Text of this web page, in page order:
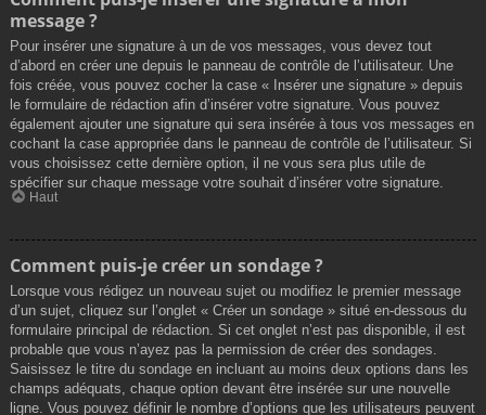
message ?
Pour insérer une signature à un de vos messages, vous devez tout
d’abord en créer une depuis le panneau de contrôle de l’utilisateur. Une
fois créée, vous pouvez cocher la case « Insérer une signature » depuis
le formulaire de rédaction afin d’insérer votre signature. Vous pouvez
également ajouter une signature qui sera insérée à tous vos messages en
cochant la case appropriée dans le panneau de contrôle de l’utilisateur. Si
vous choisissez cette dernière option, il ne vous sera plus utile de
spécifier sur chaque message votre souhait d’insérer votre signature.
Haut
Comment puis-je créer un sondage ?
Lorsque vous rédigez un nouveau sujet ou modifiez le premier message
d’un sujet, cliquez sur l’onglet « Créer un sondage » situé en-dessous du
formulaire principal de rédaction. Si cet onglet n’est pas disponible, il est
probable que vous n’ayez pas la permission de créer des sondages.
Saisissez le titre du sondage en incluant au moins deux options dans les
champs adéquats, chaque option devant être insérée sur une nouvelle
ligne. Vous pouvez définir le nombre d’options que les utilisateurs peuvent